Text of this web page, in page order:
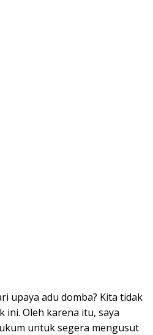
upaya adu domba? Kita tidak
ini. Oleh karena itu, saya
untuk segera mengusut